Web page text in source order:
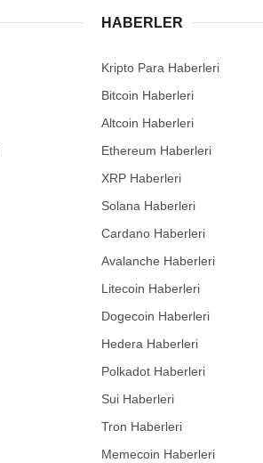
HABERLER
Kripto Para Haberleri
Bitcoin Haberleri
Altcoin Haberleri
Ethereum Haberleri
XRP Haberleri
Solana Haberleri
Cardano Haberleri
Avalanche Haberleri
Litecoin Haberleri
Dogecoin Haberleri
Hedera Haberleri
Polkadot Haberleri
Sui Haberleri
Tron Haberleri
Memecoin Haberleri